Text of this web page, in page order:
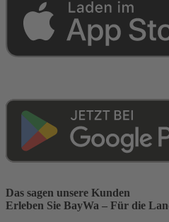
Das sagen unsere Kunden
Erleben Sie BayWa – Für die